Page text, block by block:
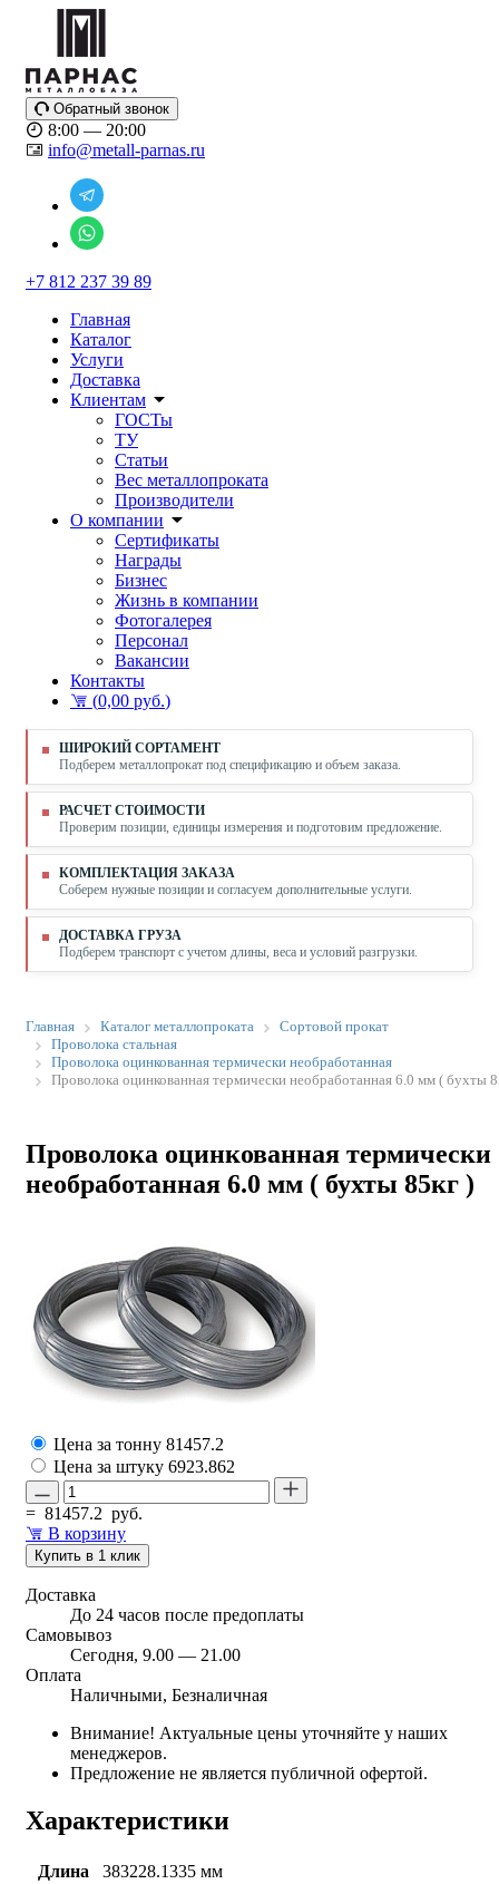
Обратный звонок
8:00 — 20:00
info@metall-parnas.ru
+7 812 237 39 89
Главная
Каталог
Услуги
Доставка
Клиентам
ГОСТы
ТУ
Статьи
Вес металлопроката
Производители
О компании
Сертификаты
Награды
Бизнес
Жизнь в компании
Фотогалерея
Персонал
Вакансии
Контакты
(0,00 руб.)
ШИРОКИЙ СОРТАМЕНТ
Подберем металлопрокат под спецификацию и объем заказа.
РАСЧЕТ СТОИМОСТИ
Проверим позиции, единицы измерения и подготовим предложение.
КОМПЛЕКТАЦИЯ ЗАКАЗА
Соберем нужные позиции и согласуем дополнительные услуги.
ДОСТАВКА ГРУЗА
Подберем транспорт с учетом длины, веса и условий разгрузки.
Главная Каталог металлопроката
Сортовой прокат
Проволока стальная
Проволока оцинкованная термически необработанная
Проволока оцинкованная термически необработанная 6.0 мм ( бухты
Проволока оцинкованная термически
необработанная 6.0 мм ( бухты 85кг )
Цена за тонну 81457.2
Цена за штуку 6923.862
= 81457.2 руб.
В корзину
Купить в 1 клик
Доставка
До 24 часов после предоплаты
Самовывоз
Сегодня, 9.00 — 21.00
Оплата
Наличными, Безналичная
Внимание! Актуальные цены уточняйте у наших
менеджеров.
Предложение не является публичной офертой.
Характеристики
Длина
383228.1335 мм